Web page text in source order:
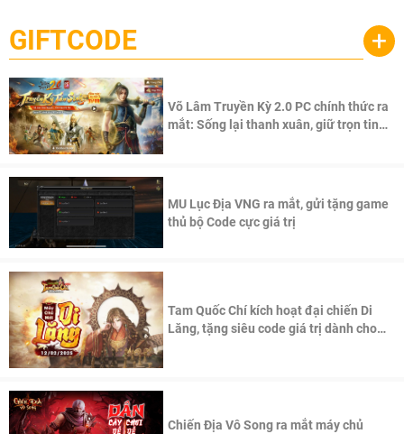
cầu, theo giấy phép chính thức từ công ty game Nhật Bản
Pocketpair, Inc.
GIFTCODE +
Võ Lâm Truyền Kỳ 2.0 PC chính thức ra
mắt: Sống lại thanh xuân, giữ trọn tinh
MU Lục Địa VNG ra mắt, gửi tặng game
thủ bộ Code cực giá trị
Tam Quốc Chí kích hoạt đại chiến Di
Lăng, tặng siêu code giá trị dành cho
Chiến Địa Vô Song ra mắt máy chủ